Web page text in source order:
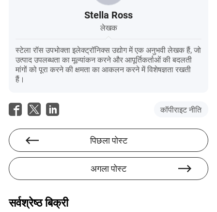
Stella Ross
लेखक
स्टेला रॉस उपभोक्ता इलेक्ट्रॉनिक्स उद्योग में एक अनुभवी लेखक हैं, जो
उत्पाद उपलब्धता का मूल्यांकन करने और आपूर्तिकर्ताओं की बदलती
मांगों को पूरा करने की क्षमता का आकलन करने में विशेषज्ञता रखती
हैं।
कॉपीराइट नीति
पिछला पोस्ट
अगला पोस्ट
सर्वश्रेष्ठ बिक्री